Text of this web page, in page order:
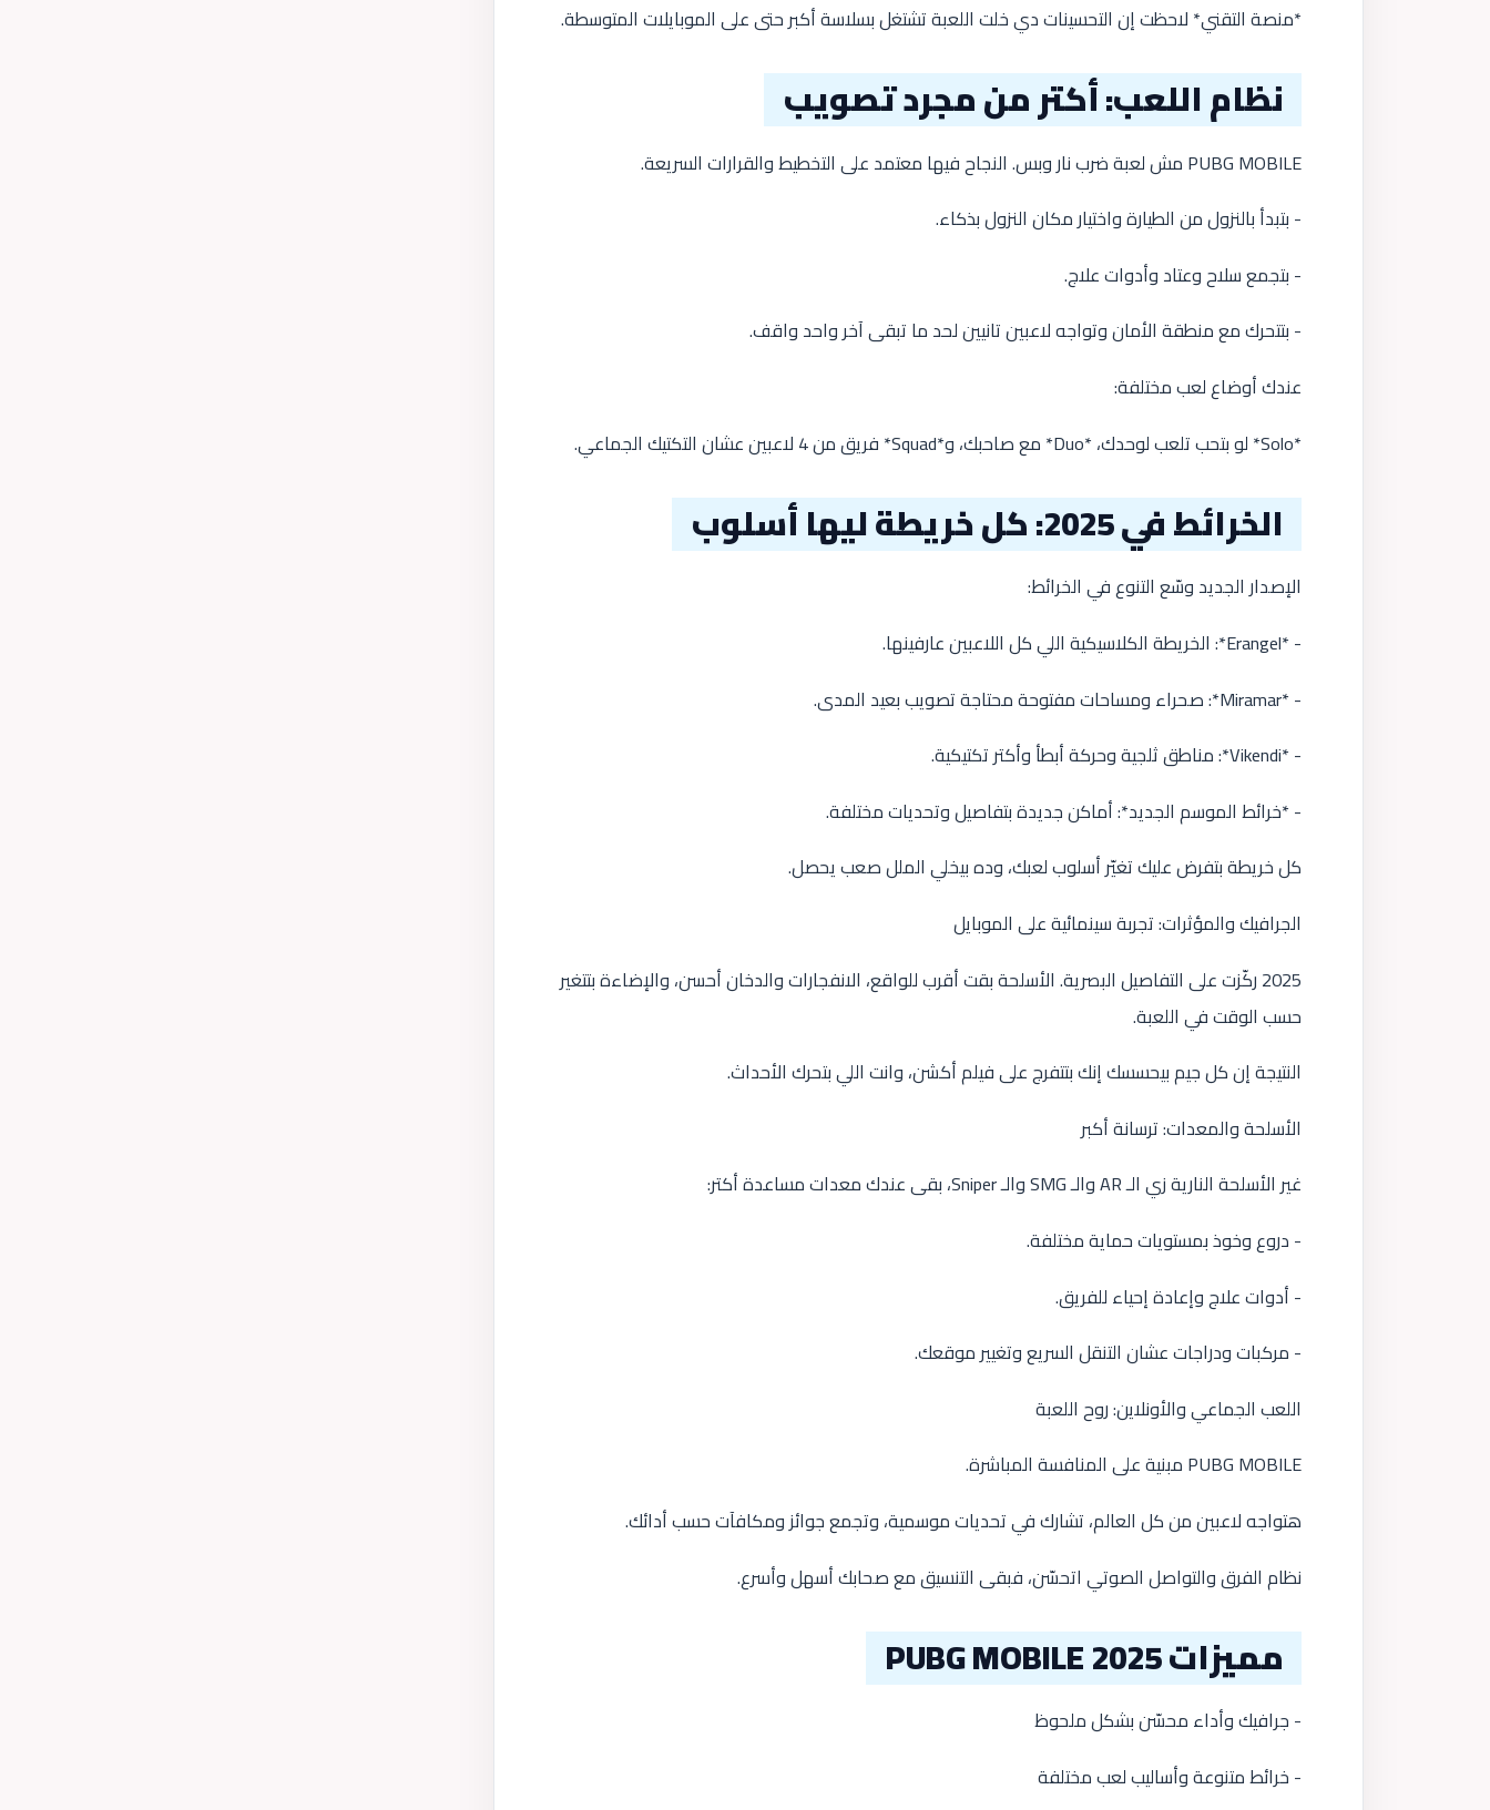
*منصة التقني* لاحظت إن التحسينات دي خلت اللعبة تشتغل بسلاسة أكبر حتى على الموبايلات المتوسطة.
نظام اللعب: أكتر من مجرد تصويب
PUBG MOBILE مش لعبة ضرب نار وبس. النجاح فيها معتمد على التخطيط والقرارات السريعة.
- بتبدأ بالنزول من الطيارة واختيار مكان النزول بذكاء.
- بتجمع سلاح وعتاد وأدوات علاج.
- بتتحرك مع منطقة الأمان وتواجه لاعبين تانيين لحد ما تبقى آخر واحد واقف.
عندك أوضاع لعب مختلفة:
*Solo* لو بتحب تلعب لوحدك، *Duo* مع صاحبك، و*Squad* فريق من 4 لاعبين عشان التكتيك الجماعي.
الخرائط في 2025: كل خريطة ليها أسلوب
الإصدار الجديد وسّع التنوع في الخرائط:
- *Erangel*: الخريطة الكلاسيكية اللي كل اللاعبين عارفينها.
- *Miramar*: صحراء ومساحات مفتوحة محتاجة تصويب بعيد المدى.
- *Vikendi*: مناطق ثلجية وحركة أبطأ وأكتر تكتيكية.
- *خرائط الموسم الجديد*: أماكن جديدة بتفاصيل وتحديات مختلفة.
كل خريطة بتفرض عليك تغيّر أسلوب لعبك، وده بيخلي الملل صعب يحصل.
الجرافيك والمؤثرات: تجربة سينمائية على الموبايل
2025 ركّزت على التفاصيل البصرية. الأسلحة بقت أقرب للواقع، الانفجارات والدخان أحسن، والإضاءة بتتغير
حسب الوقت في اللعبة.
النتيجة إن كل جيم بيحسسك إنك بتتفرج على فيلم أكشن، وانت اللي بتحرك الأحداث.
الأسلحة والمعدات: ترسانة أكبر
غير الأسلحة النارية زي الـ AR والـ SMG والـ Sniper، بقى عندك معدات مساعدة أكتر:
- دروع وخوذ بمستويات حماية مختلفة.
- أدوات علاج وإعادة إحياء للفريق.
- مركبات ودراجات عشان التنقل السريع وتغيير موقعك.
اللعب الجماعي والأونلاين: روح اللعبة
PUBG MOBILE مبنية على المنافسة المباشرة.
هتواجه لاعبين من كل العالم، تشارك في تحديات موسمية، وتجمع جوائز ومكافآت حسب أدائك.
نظام الفرق والتواصل الصوتي اتحسّن، فبقى التنسيق مع صحابك أسهل وأسرع.
مميزات PUBG MOBILE 2025
- جرافيك وأداء محسّن بشكل ملحوظ
- خرائط متنوعة وأساليب لعب مختلفة